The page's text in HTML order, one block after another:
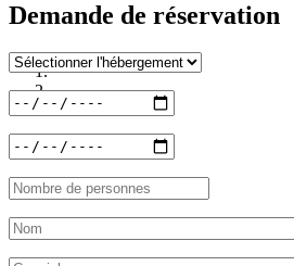
/ 3 / 3
Demande de réservation